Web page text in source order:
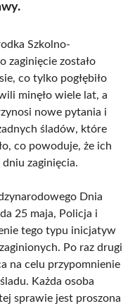
Szkolno-
zaginięcie zostało
co tylko pogłębiło
minęło wiele lat, a
nowe pytania i
śladów, które
co powoduje, że ich
zaginięcia.
Dnia
25 maja, Policja i
tego typu inicjatyw
Po raz drugi
na celu przypomnienie
Każda osoba
sprawie jest proszona